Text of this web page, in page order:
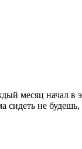
месяц начал
не